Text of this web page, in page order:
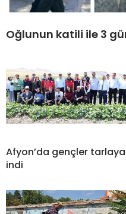
Oğlunun katili ile 3
Afyon’da gençler tarlaya
indi